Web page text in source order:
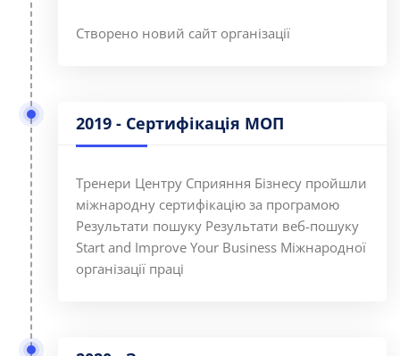
Створено новий сайт організації
2019 - Сертифікація МОП
Тренери Центру Сприяння Бізнесу пройшли
міжнародну сертифікацію за програмою
Результати пошуку Результати веб-пошуку
Start and Improve Your Business Міжнародної
організації праці